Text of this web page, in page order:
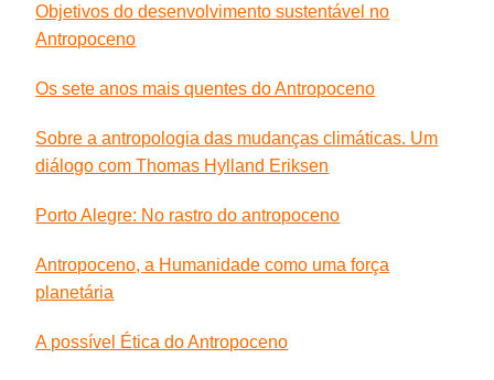
Objetivos do desenvolvimento sustentável no
Antropoceno
Os sete anos mais quentes do Antropoceno
Sobre a antropologia das mudanças climáticas. Um
diálogo com Thomas Hylland Eriksen
Porto Alegre: No rastro do antropoceno
Antropoceno, a Humanidade como uma força
planetária
A possível Ética do Antropoceno